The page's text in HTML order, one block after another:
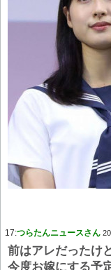
17:つらたんニュースさん
前はアレだったけ
今度お嫁にする予